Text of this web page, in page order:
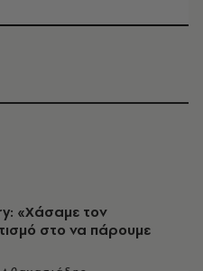
«Χάσαμε τον
στο να πάρουμε